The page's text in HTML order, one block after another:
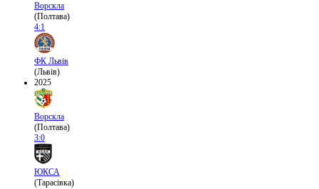
Ворскла
(Полтава)
4:1
ФК Львів
(Львів)
2025
Ворскла
(Полтава)
3:0
ЮКСА
(Тарасівка)